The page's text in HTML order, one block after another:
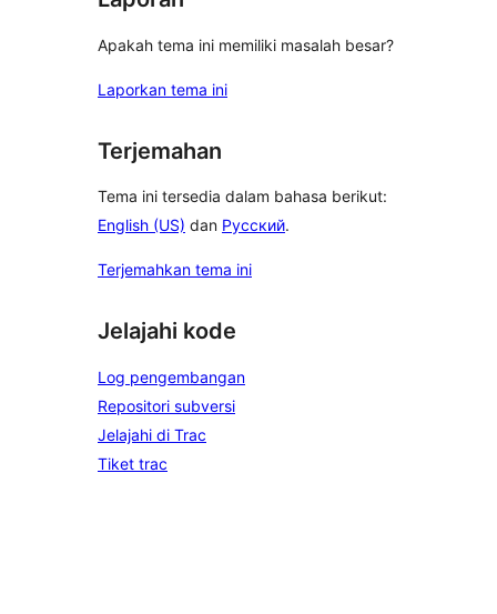
Apakah tema ini memiliki masalah besar?
Laporkan tema ini
Terjemahan
Tema ini tersedia dalam bahasa berikut:
English (US) dan Русский.
Terjemahkan tema ini
Jelajahi kode
Log pengembangan
Repositori subversi
Jelajahi di Trac
Tiket trac